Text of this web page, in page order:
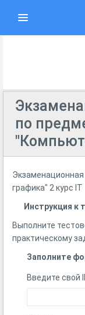
по
графика" 2 курс IT
Инструкция к
Выполните
практическому
Заполните
Введите свой